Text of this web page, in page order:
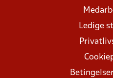
Ledige